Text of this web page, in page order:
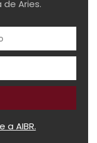
Aries.
a AIBR.